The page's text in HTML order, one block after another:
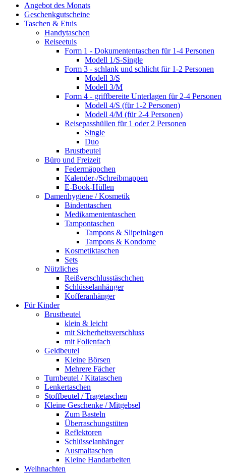
Angebot des Monats
Geschenkgutscheine
Taschen & Etuis
Handytaschen
Reiseetuis
Form 1 - Dokumententaschen für 1-4 Personen
Modell 1/S-Single
Form 3 - schlank und schlicht für 1-2 Personen
Modell 3/S
Modell 3/M
Form 4 - griffbereite Unterlagen für 2-4 Personen
Modell 4/S (für 1-2 Personen)
Modell 4/M (für 2-4 Personen)
Reisepasshüllen für 1 oder 2 Personen
Single
Duo
Brustbeutel
Büro und Freizeit
Federmäppchen
Kalender-/Schreibmappen
E-Book-Hüllen
Damenhygiene / Kosmetik
Bindentaschen
Medikamententaschen
Tampontaschen
Tampons & Slipeinlagen
Tampons & Kondome
Kosmetiktaschen
Sets
Nützliches
Reißverschlusstäschchen
Schlüsselanhänger
Kofferanhänger
Für Kinder
Brustbeutel
klein & leicht
mit Sicherheitsverschluss
mit Folienfach
Geldbeutel
Kleine Börsen
Mehrere Fächer
Turnbeutel / Kitataschen
Lenkertaschen
Stoffbeutel / Tragetaschen
Kleine Geschenke / Mitgebsel
Zum Basteln
Überraschungstüten
Reflektoren
Schlüsselanhänger
Ausmaltaschen
Kleine Handarbeiten
Weihnachten